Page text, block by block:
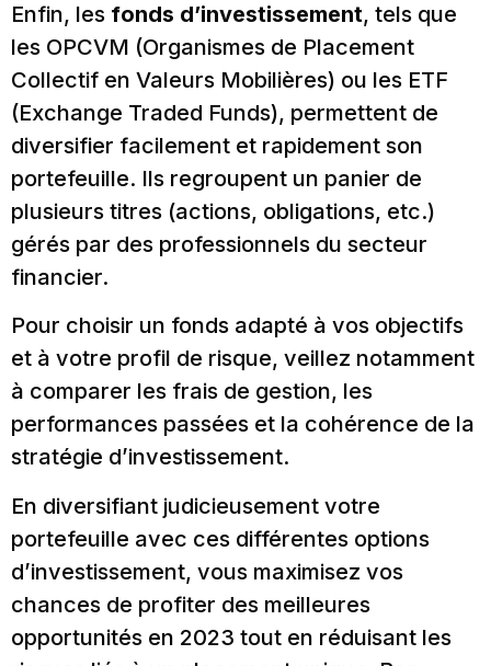
Enfin, les fonds d’investissement, tels que
les OPCVM (Organismes de Placement
Collectif en Valeurs Mobilières) ou les ETF
(Exchange Traded Funds), permettent de
diversifier facilement et rapidement son
portefeuille. Ils regroupent un panier de
plusieurs titres (actions, obligations, etc.)
gérés par des professionnels du secteur
financier.
Pour choisir un fonds adapté à vos objectifs
et à votre profil de risque, veillez notamment
à comparer les frais de gestion, les
performances passées et la cohérence de la
stratégie d’investissement.
En diversifiant judicieusement votre
portefeuille avec ces différentes options
d’investissement, vous maximisez vos
chances de profiter des meilleures
opportunités en 2023 tout en réduisant les